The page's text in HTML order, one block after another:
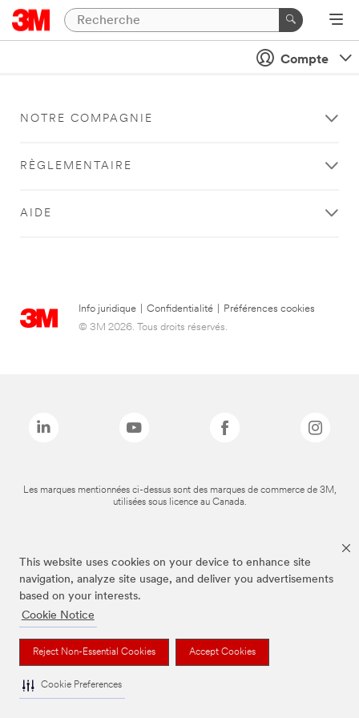
This website uses cookies on your device to enhance site
navigation, analyze site usage, and deliver you advertisements
based on your interests.
Cookie Notice
Reject Non-Essential Cookies Accept Cookies
Cookie Preferences
Compte
NOTRE COMPAGNIE
RÈGLEMENTAIRE
AIDE
Info juridique Confidentialité
Préférences cookies
© 3M 2026. Tous droits réservés.
Les marques mentionnées ci-dessus sont des marques de commerce de 3M,
utilisées sous licence au Canada.